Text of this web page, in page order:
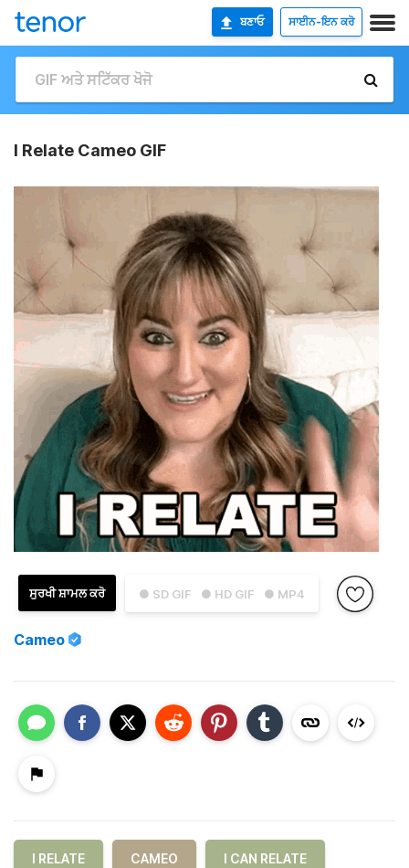
ਬਣਾਓ ਸਾਈਨ-ਇਨ ਕਰੋ
I Relate Cameo GIF
● SD GIF ● HD GIF ● MP4
ਸੁਰਖੀ ਸ਼ਾਮਲ ਕਰੋ
Cameo
I RELATE CAMEO I CAN RELATE